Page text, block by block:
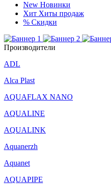
New Новинки
Хит Хиты продаж
% Скидки
Производители
ADL
Alca Plast
AQUAFLAX NANO
AQUALINE
AQUALINK
Aquanerzh
Aquanet
AQUAPIPE